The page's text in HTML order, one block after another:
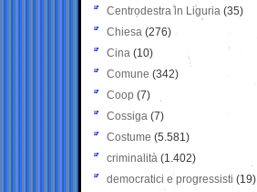
Centrodestra in Liguria (35)
Chiesa (276)
Cina (10)
Comune (342)
Coop (7)
Cossiga (7)
Costume (5.581)
criminalità (1.402)
democratici e progressisti (19)